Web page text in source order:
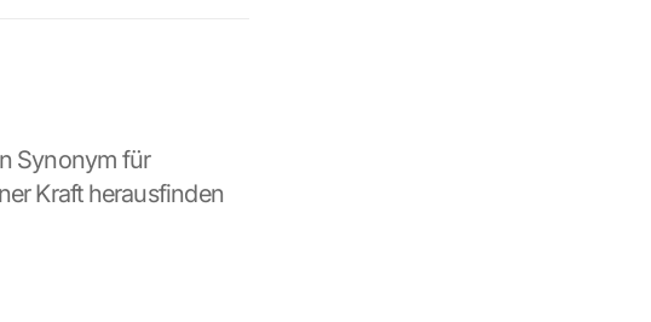
Synonym für
Kraft herausfinden